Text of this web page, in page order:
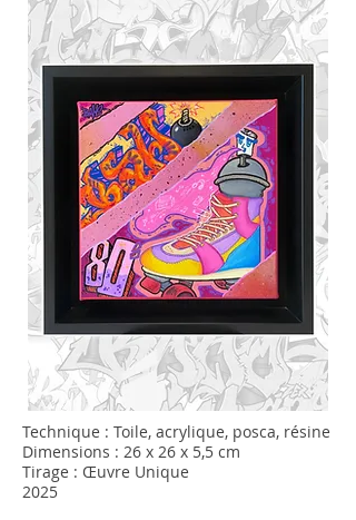
Technique : Toile, acrylique, posca, résine
Dimensions : 26 x 26 x 5,5 cm
Tirage : Œuvre Unique
2025